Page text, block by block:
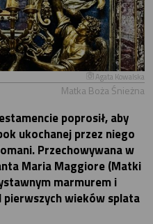
Agata Kowalska
Matka Boża Śnieżna
poprosił, aby
ukochanej przez niego
Przechowywana w
Maria Maggiore (Matki
marmurem i
pierwszych wieków splata